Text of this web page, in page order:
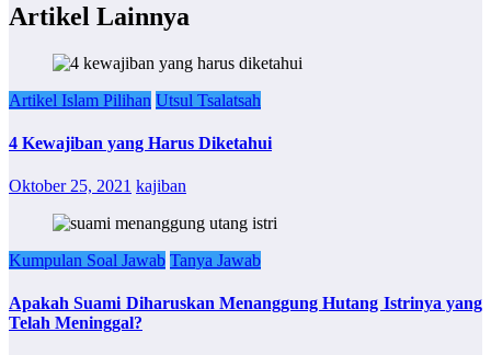
Artikel Lainnya
Artikel Islam Pilihan Utsul Tsalatsah
4 Kewajiban yang Harus Diketahui
Oktober 25, 2021 kajiban
Kumpulan Soal Jawab Tanya Jawab
Apakah Suami Diharuskan Menanggung Hutang Istrinya yang
Telah Meninggal?